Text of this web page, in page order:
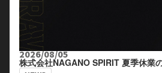
2026/08/05
株式会社NAGANO SPIRIT 夏季休業